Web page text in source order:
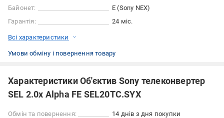
Байонет:
E (Sony NEX)
Гарантія:
24 міс.
Всі характеристики
Умови обміну і повернення товару
Характеристики Об'єктив Sony телеконвертер
SEL 2.0x Alpha FE SEL20TC.SYX
Обмін та повернення: 14 днів з дня покупки